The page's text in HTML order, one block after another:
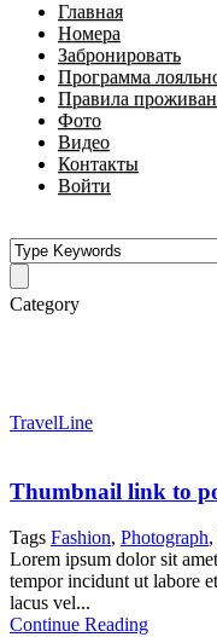
Главная
Номера
Забронировать
Программа
Правила
Фото
Видео
Контакты
Войти
Category
TravelLine
Thumbnail link to
Tags Fashion, Photograph,
Lorem ipsum dolor sit
tempor incidunt ut labore
lacus vel...
Continue Reading